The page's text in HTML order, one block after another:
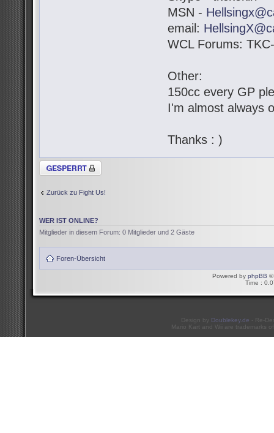
MSN -
email:
WCL Forums:
Other:
150cc every GP
I'm almost always
Thanks : )
Thema gesperrt
Zurück zu Fight Us!
WER IST ONLINE?
Mitglieder in diesem Forum: 0 Mitglieder und 2 Gäste
Foren-Übersicht
Powered by phpBB ©
Time :
Design by Doublekey.de - Re-
Mario Kart and Wii are trademarks